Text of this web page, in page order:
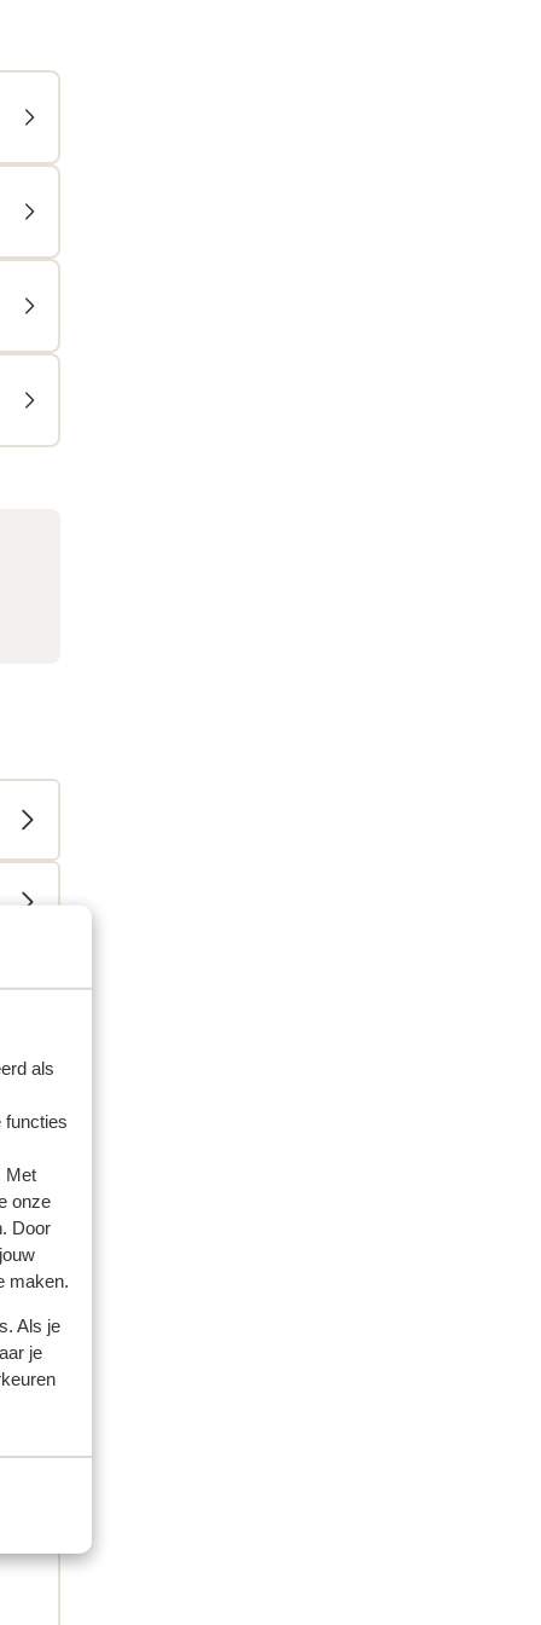
als
functies
Met
onze
Door
maken.
Als je
je
de
de